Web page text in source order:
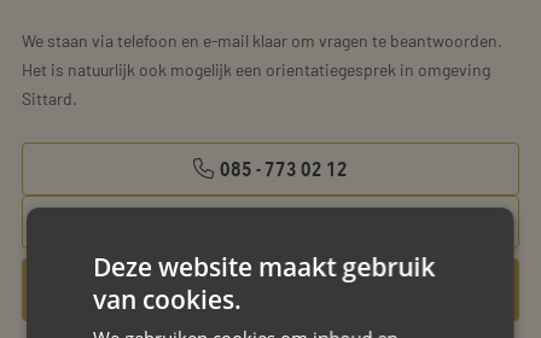
We staan via telefoon en e-mail klaar om vragen te beantwoorden.
Het is natuurlijk ook mogelijk een orientatiegesprek in omgeving
Sittard.
085 - 773 02 12
Gratis oriëntatiegesprek aanvragen
Deze website maakt gebruik
van cookies.